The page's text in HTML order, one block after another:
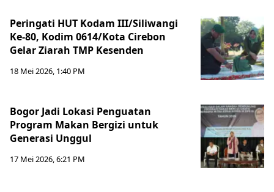
Peringati HUT Kodam III/Siliwangi
Ke-80, Kodim 0614/Kota Cirebon
Gelar Ziarah TMP Kesenden
18 Mei 2026, 1:40 PM
Bogor Jadi Lokasi Penguatan
Program Makan Bergizi untuk
Generasi Unggul
17 Mei 2026, 6:21 PM